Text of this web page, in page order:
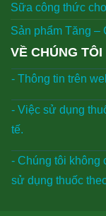
Sữa công thức
Sản phẩm Tăng –
VỀ CHÚNG TÔI
- Thông tin trên
- Việc sử dụng
tế.
- Chúng tôi không
sử dụng thuốc